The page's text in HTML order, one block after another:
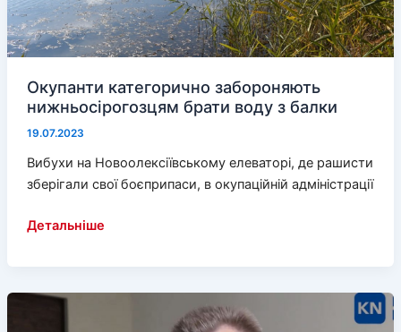
Окупанти категорично забороняють
нижньосірогозцям брати воду з балки
19.07.2023
Вибухи на Новоолексіївському елеваторі, де рашисти
зберігали свої боєприпаси, в окупаційній адміністрації
Окупанти
нижньосірогозцям
Детальніше